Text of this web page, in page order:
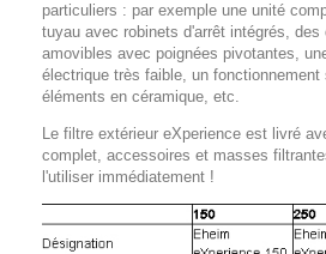
particuliers : par exemple une unité
tuyau avec robinets d'arrêt intégrés, des
amovibles avec poignées pivotantes,
électrique très faible, un fonctionnement
éléments en céramique, etc.
Le filtre extérieur eXperience est livré
complet, accessoires et masses
l'utiliser immédiatement !